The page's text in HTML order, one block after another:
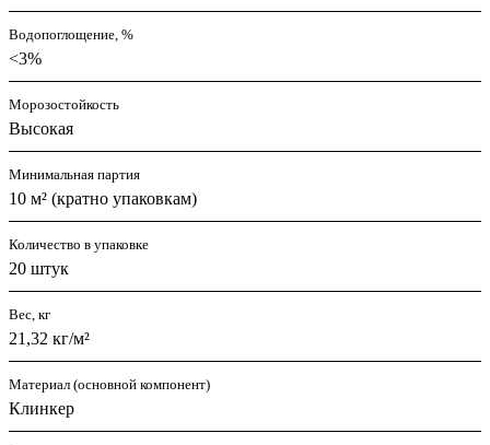
Водопоглощение, %
<3%
Морозостойкость
Высокая
Минимальная партия
10 м² (кратно упаковкам)
Количество в упаковке
20 штук
Вес, кг
21,32 кг/м²
Материал (основной компонент)
Клинкер